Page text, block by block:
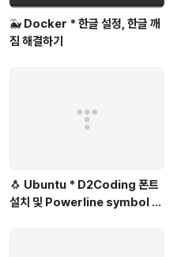
🐳 Docker * 한글 설정, 한글 깨
짐 해결하기
🐧 Ubuntu * D2Coding 폰트
설치 및 Powerline symbol 설